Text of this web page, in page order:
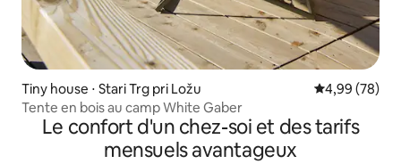
Tiny house ⋅ Stari Trg pri Ložu Évaluation
4,99 (78)
Tente en bois au camp White Gaber
Le confort d'un chez-soi et des tarifs
mensuels avantageux